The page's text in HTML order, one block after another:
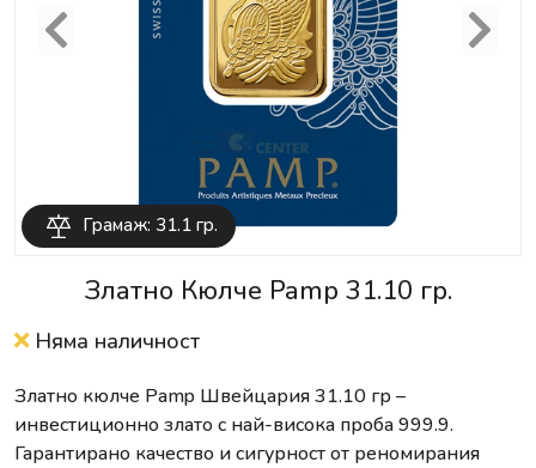
Грамаж: 31.1 гр.
Previous Next
Златно Кюлче Pamp 31.10 гр.
Няма наличност
Златно кюлче Pamp Швейцария 31.10 гр –
инвестиционно злато с най-висока проба 999.9.
Гарантирано качество и сигурност от реномирания